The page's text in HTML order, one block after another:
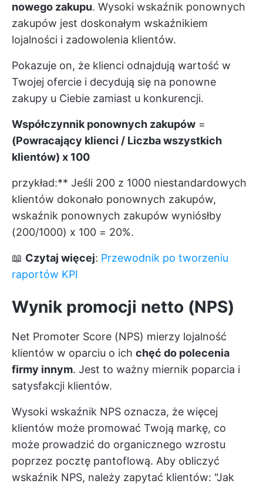
nowego zakupu. Wysoki wskaźnik ponownych
zakupów jest doskonałym wskaźnikiem
lojalności i zadowolenia klientów.
Pokazuje on, że klienci odnajdują wartość w
Twojej ofercie i decydują się na ponowne
zakupy u Ciebie zamiast u konkurencji.
Współczynnik ponownych zakupów =
(Powracający klienci / Liczba wszystkich
klientów) x 100
przykład:** Jeśli 200 z 1000 niestandardowych
klientów dokonało ponownych zakupów,
wskaźnik ponownych zakupów wyniósłby
(200/1000) x 100 = 20%.
📖 Czytaj więcej: Przewodnik po tworzeniu
raportów KPI
Wynik promocji netto (NPS)
Net Promoter Score (NPS) mierzy lojalność
klientów w oparciu o ich chęć do polecenia
firmy innym. Jest to ważny miernik poparcia i
satysfakcji klientów.
Wysoki wskaźnik NPS oznacza, że więcej
klientów może promować Twoją markę, co
może prowadzić do organicznego wzrostu
poprzez pocztę pantoflową. Aby obliczyć
wskaźnik NPS, należy zapytać klientów: "Jak